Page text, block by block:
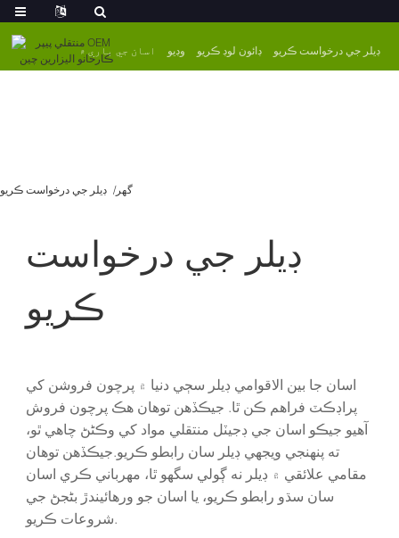
اسان جي باري ۾ وڊيو ڊائون لوڊ ڪريو ڊيلر جي درخواست ڪريو
گھر ڊيلر جي درخواست ڪريو
ڊيلر جي درخواست
ڪريو
اسان جا بين الاقوامي ڊيلر سڄي دنيا ۾ پرچون فروشن کي
پراڊڪٽ فراهم ڪن ٿا. جيڪڏهن توهان هڪ پرچون فروش
آهيو جيڪو اسان جي ڊجيٽل منتقلي مواد کي وڪڻڻ چاهي ٿو،
ته پنهنجي ويجهي ڊيلر سان رابطو ڪريو.جيڪڏهن توهان
مقامي علائقي ۾ ڊيلر نه ڳولي سگهو ٿا، مهرباني ڪري اسان
سان سڌو رابطو ڪريو، يا اسان جو ورهائيندڙ بڻجڻ جي
شروعات ڪريو.